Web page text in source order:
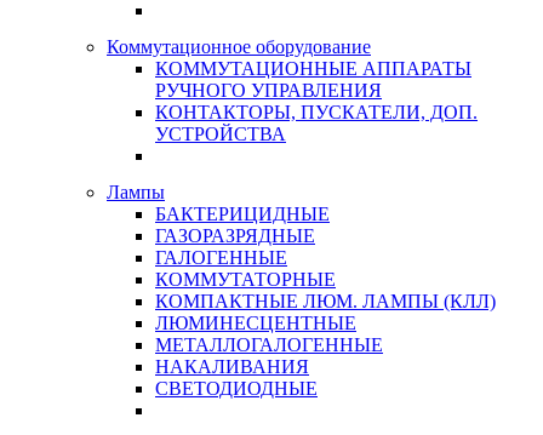
Коммутационное оборудование
КОММУТАЦИОННЫЕ АППАРАТЫ
РУЧНОГО УПРАВЛЕНИЯ
КОНТАКТОРЫ, ПУСКАТЕЛИ, ДОП.
УСТРОЙСТВА
Лампы
БАКТЕРИЦИДНЫЕ
ГАЗОРАЗРЯДНЫЕ
ГАЛОГЕННЫЕ
КОММУТАТОРНЫЕ
КОМПАКТНЫЕ ЛЮМ. ЛАМПЫ (КЛЛ)
ЛЮМИНЕСЦЕНТНЫЕ
МЕТАЛЛОГАЛОГЕННЫЕ
НАКАЛИВАНИЯ
СВЕТОДИОДНЫЕ